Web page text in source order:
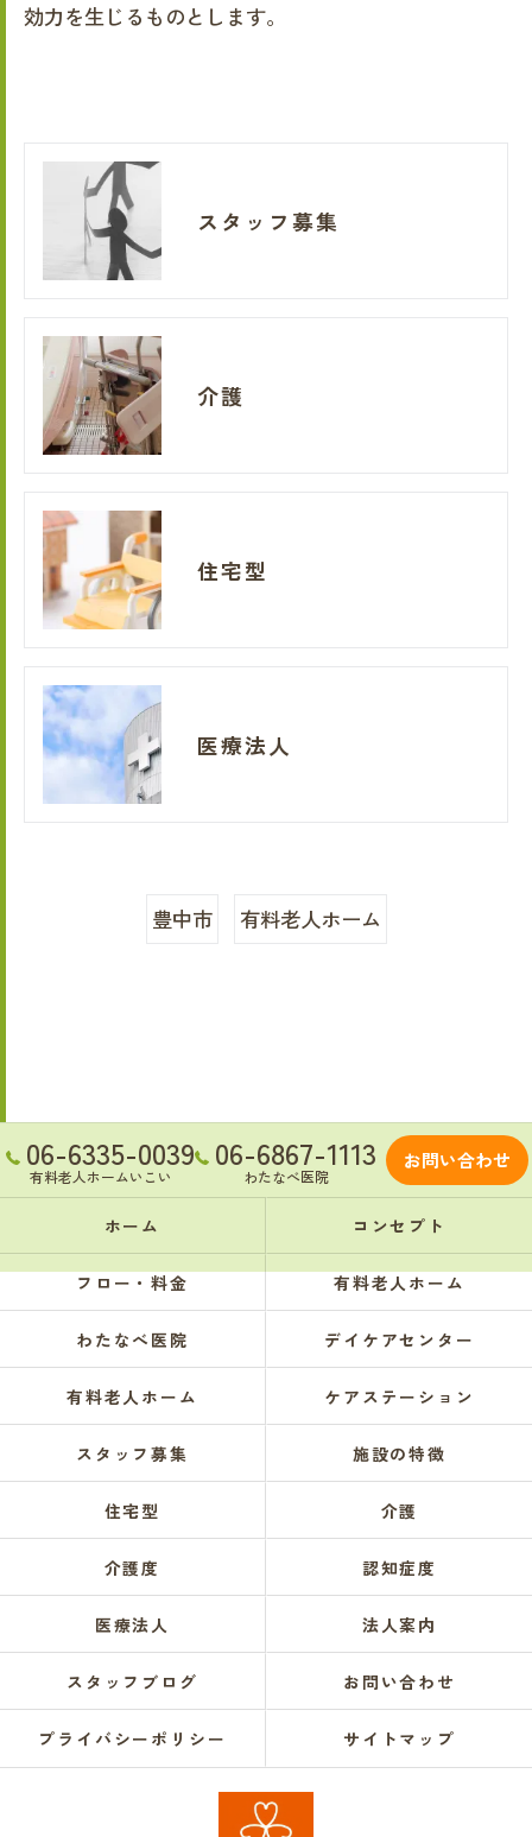
効力を生じるものとします。
スタッフ募集
介護
住宅型
医療法人
豊中市 有料老人ホーム
06-6335-0039
有料老人ホームいこい
06-6867-1113
わたなべ医院
お問い合わせ
ホーム コンセプト
フロー・料金 有料老人ホーム
わたなべ医院 デイケアセンター
有料老人ホーム ケアステーション
スタッフ募集 施設の特徴
住宅型 介護
介護度 認知症度
医療法人 法人案内
スタッフブログ お問い合わせ
プライバシーポリシー サイトマップ